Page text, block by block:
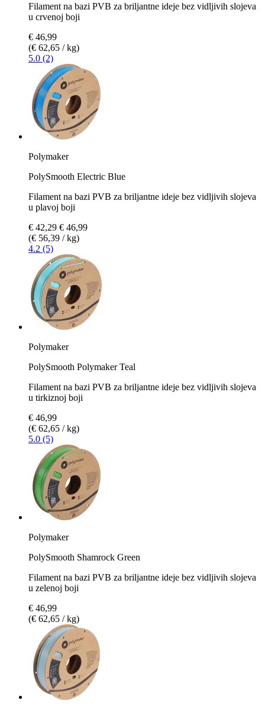
Filament na bazi PVB za briljantne ideje bez vidljivih slojeva
u crvenoj boji
€ 46,99
(€ 62,65 / kg)
5.0 (2)
Polymaker
PolySmooth Electric Blue
Filament na bazi PVB za briljantne ideje bez vidljivih slojeva
u plavoj boji
€ 42,29 € 46,99
(€ 56,39 / kg)
4.2 (5)
Polymaker
PolySmooth Polymaker Teal
Filament na bazi PVB za briljantne ideje bez vidljivih slojeva
u tirkiznoj boji
€ 46,99
(€ 62,65 / kg)
5.0 (5)
Polymaker
PolySmooth Shamrock Green
Filament na bazi PVB za briljantne ideje bez vidljivih slojeva
u zelenoj boji
€ 46,99
(€ 62,65 / kg)